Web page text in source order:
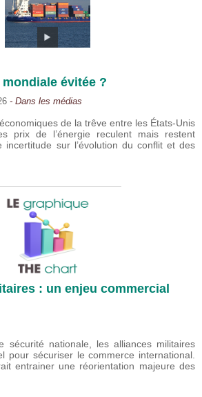
évitée ?
- Dans les médias
de la trêve entre les États-Unis
prix de l’énergie reculent mais restent
incertitude sur l’évolution du conflit et des
: un enjeu commercial
sécurité nationale, les alliances militaires
pour sécuriser le commerce international.
entrainer une réorientation majeure des